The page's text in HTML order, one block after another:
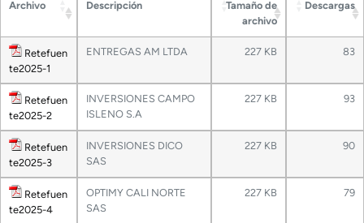
Archivo Descripción
Tamaño de
archivo
Descargas
Retefuen
te2025-1
ENTREGAS AM LTDA 227 KB 83
Retefuen
te2025-2
INVERSIONES CAMPO
ISLENO S.A
227 KB 93
Retefuen
te2025-3
INVERSIONES DICO
SAS
227 KB 90
Retefuen
te2025-4
OPTIMY CALI NORTE
SAS
227 KB 79